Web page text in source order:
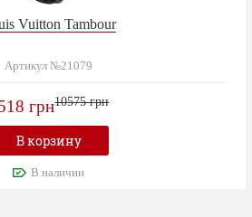
Vuitton Tambour
Артикул №21079
грн10575 грн
В корзину
В наличии